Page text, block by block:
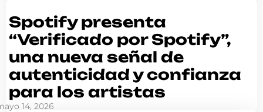
Spotify presenta
“Verificado por Spotify”,
una nueva señal de
autenticidad y confianza
para los artistas
14, 2026